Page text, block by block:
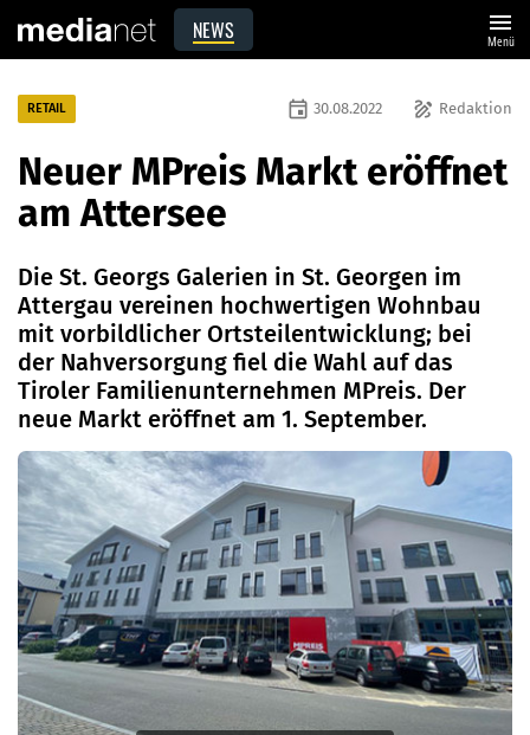
NEWS menu
Menü
RETAIL draw Redaktion
event 30.08.2022
Neuer MPreis Markt eröffnet
am Attersee
Die St. Georgs Galerien in St. Georgen im
Attergau vereinen hochwertigen Wohnbau
mit vorbildlicher Ortsteilentwicklung; bei
der Nahversorgung fiel die Wahl auf das
Tiroler Familienunternehmen MPreis. Der
neue Markt eröffnet am 1. September.